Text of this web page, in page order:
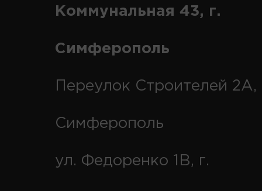
Коммунальная 43, г.
Симферополь
Переулок Строителей 2А,
Симферополь
ул. Федоренко 1В, г.